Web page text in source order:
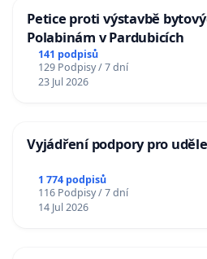
Petice proti výstavbě
Polabinám v Pardubicích
141 podpisů
129 Podpisy / 7 dní
23 Jul 2026
Vyjádření podpory pro
1 774 podpisů
116 Podpisy / 7 dní
14 Jul 2026